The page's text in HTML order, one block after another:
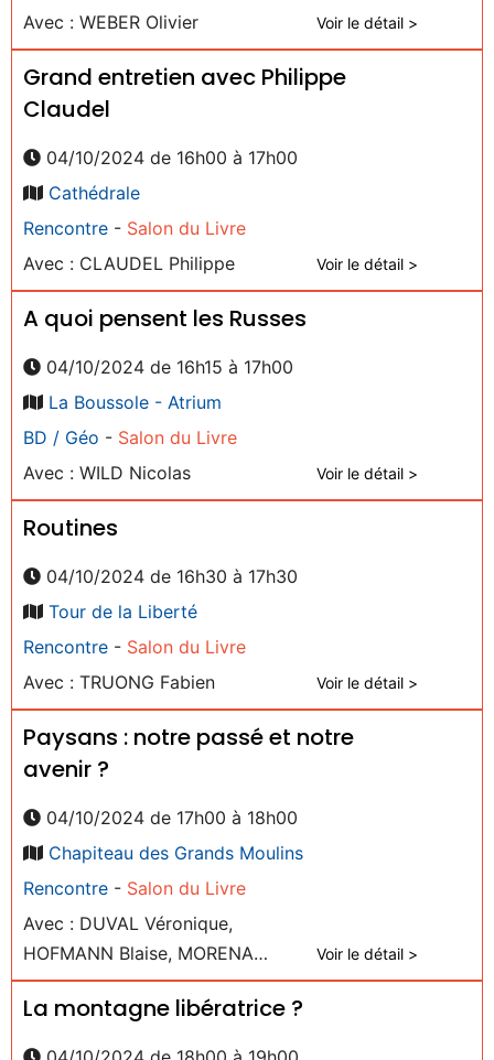
Avec : WEBER Olivier
Voir le détail >
Grand entretien avec Philippe
Claudel
04/10/2024 de 16h00 à 17h00
Cathédrale
Rencontre - Salon du Livre
Avec : CLAUDEL Philippe
Voir le détail >
A quoi pensent les Russes
04/10/2024 de 16h15 à 17h00
La Boussole - Atrium
BD / Géo - Salon du Livre
Avec : WILD Nicolas
Voir le détail >
Routines
04/10/2024 de 16h30 à 17h30
Tour de la Liberté
Rencontre - Salon du Livre
Avec : TRUONG Fabien
Voir le détail >
Paysans : notre passé et notre
avenir ?
04/10/2024 de 17h00 à 18h00
Chapiteau des Grands Moulins
Rencontre - Salon du Livre
Avec : DUVAL Véronique,
HOFMANN Blaise, MORENA
Edouard
Voir le détail >
La montagne libératrice ?